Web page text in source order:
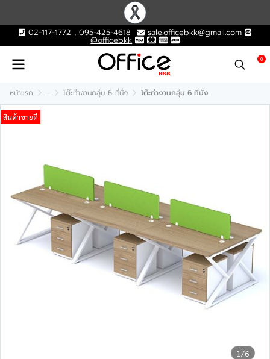
02-117-1772 , 095-425-4618 sale.officebkk@gmail.com
@officebkk
0
หน้าแรก ... โต๊ะทำงานกลุ่ม 6 ที่นั่ง โต๊ะทำงานกลุ่ม 6 ที่นั่ง
1/6
สินค้าขายดี